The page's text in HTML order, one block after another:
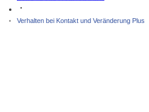
Verhalten bei Kontakt und Veränderung Plus